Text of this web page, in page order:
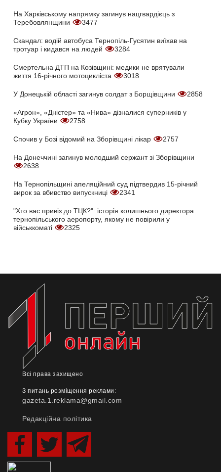
На Харківському напрямку загинув нацгвардієць з
Теребовлянщини
3477
Скандал: водій автобуса Тернопіль-Гусятин виїхав на
тротуар і кидався на людей
3284
Смертельна ДТП на Козівщині: медики не врятували
життя 16-річного мотоцикліста
3018
У Донецькій області загинув солдат з Борщівщини 2858
«Агрон», «Дністер» та «Нива» дізналися суперників у
Кубку України
2758
Спочив у Бозі відомий на Зборівщині лікар 2757
На Донеччині загинув молодший сержант зі Зборівщини
2638
На Тернопільщині апеляційний суд підтвердив 15-річний
вирок за вбивство випускниці
2341
"Хто вас привіз до ТЦК?": історія колишнього директора
тернопільського аеропорту, якому не повірили у
військкоматі
2325
Всі права захищено
З питань розміщення реклами:
gazeta.1.reklama@gmail.com
Редакційна політика